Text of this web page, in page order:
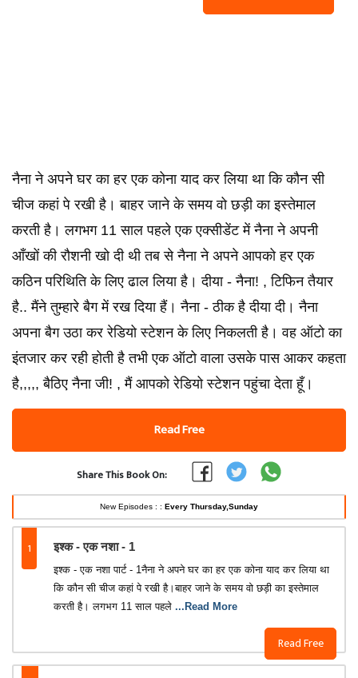
नैना ने अपने घर का हर एक कोना याद कर लिया था कि कौन सी
चीज कहां पे रखी है। बाहर जाने के समय वो छड़ी का इस्तेमाल
करती है। लगभग 11 साल पहले एक एक्सीडेंट में नैना ने अपनी
आँखों की रौशनी खो दी थी तब से नैना ने अपने आपको हर एक
कठिन परिथिति के लिए ढाल लिया है। दीया - नैना! , टिफिन तैयार
है.. मैंने तुम्हारे बैग में रख दिया हैं। नैना - ठीक है दीया दी। नैना
अपना बैग उठा कर रेडियो स्टेशन के लिए निकलती है। वह ऑटो का
इंतजार कर रही होती है तभी एक ऑटो वाला उसके पास आकर कहता
है,,,,, बैठिए नैना जी! , मैं आपको रेडियो स्टेशन पहुंचा देता हूँ।
Read Free
Share This Book On:
New Episodes : : Every Thursday,Sunday
1 इश्क - एक नशा - 1
Read Free
इश्क - एक नशा पार्ट - 1नैना ने अपने घर का हर एक कोना याद कर लिया था
कि कौन सी चीज कहां पे रखी है।बाहर जाने के समय वो छड़ी का इस्तेमाल
करती है। लगभग 11 साल पहले ...Read More